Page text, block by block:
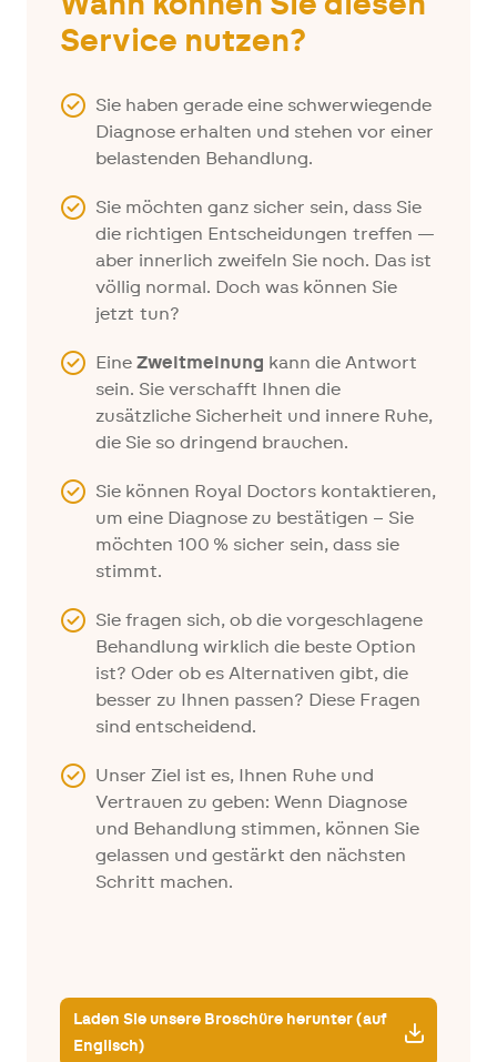
Service nutzen?
Sie haben gerade eine schwerwiegende
Diagnose erhalten und stehen vor einer
belastenden Behandlung.
Sie möchten ganz sicher sein, dass Sie
die richtigen Entscheidungen treffen —
aber innerlich zweifeln Sie noch. Das ist
völlig normal. Doch was können Sie
jetzt tun?
Eine Zweitmeinung kann die Antwort
sein. Sie verschafft Ihnen die
zusätzliche Sicherheit und innere Ruhe,
die Sie so dringend brauchen.
Sie können Royal Doctors kontaktieren,
um eine Diagnose zu bestätigen – Sie
möchten 100 % sicher sein, dass sie
stimmt.
Sie fragen sich, ob die vorgeschlagene
Behandlung wirklich die beste Option
ist? Oder ob es Alternativen gibt, die
besser zu Ihnen passen? Diese Fragen
sind entscheidend.
Unser Ziel ist es, Ihnen Ruhe und
Vertrauen zu geben: Wenn Diagnose
und Behandlung stimmen, können Sie
gelassen und gestärkt den nächsten
Schritt machen.
Laden Sie unsere Broschüre herunter (auf
Englisch)